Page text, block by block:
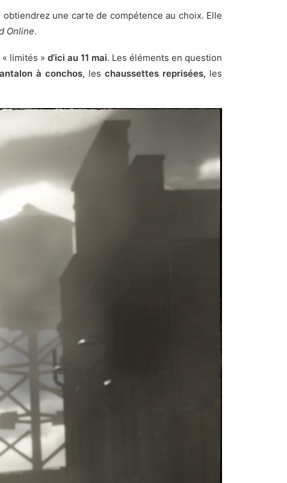
une carte de compétence au choix. Elle
Online.
limités » d’ici au 11 mai. Les éléments en question
à conchos, leschaussettes reprisées, les